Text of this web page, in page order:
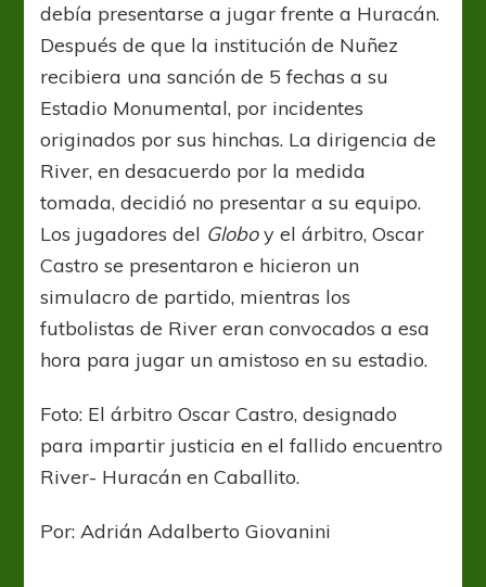
debía presentarse a jugar frente a Huracán.
Después de que la institución de Nuñez
recibiera una sanción de 5 fechas a su
Estadio Monumental, por incidentes
originados por sus hinchas. La dirigencia de
River, en desacuerdo por la medida
tomada, decidió no presentar a su equipo.
Los jugadores del Globoy el árbitro, Oscar
Castro se presentaron e hicieron un
simulacro de partido, mientras los
futbolistas de River eran convocados a esa
hora para jugar un amistoso en su estadio.
Foto: El árbitro Oscar Castro, designado
para impartir justicia en el fallido encuentro
River- Huracán en Caballito.
Por: Adrián Adalberto Giovanini